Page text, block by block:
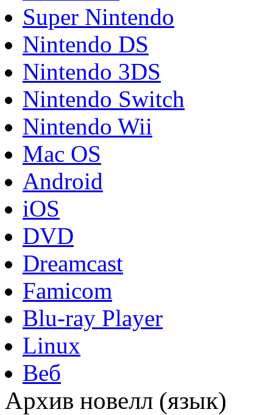
Super Nintendo
Nintendo DS
Nintendo 3DS
Nintendo Switch
Nintendo Wii
Mac OS
Android
iOS
DVD
Dreamcast
Famicom
Blu-ray Player
Linux
Веб
Архив новелл (язык)